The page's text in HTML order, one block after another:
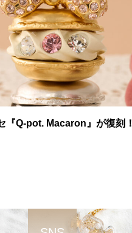
『Q-pot. Macaron』が復刻！